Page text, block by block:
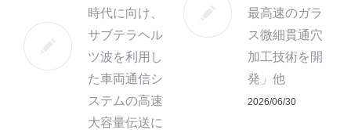
時代に向け、
サブテラヘル
ツ波を利用し
た車両通信シ
ステムの高速
大容量伝送に
最高速のガラ
ス微細貫通穴
加工技術を開
発」他
2026/06/30